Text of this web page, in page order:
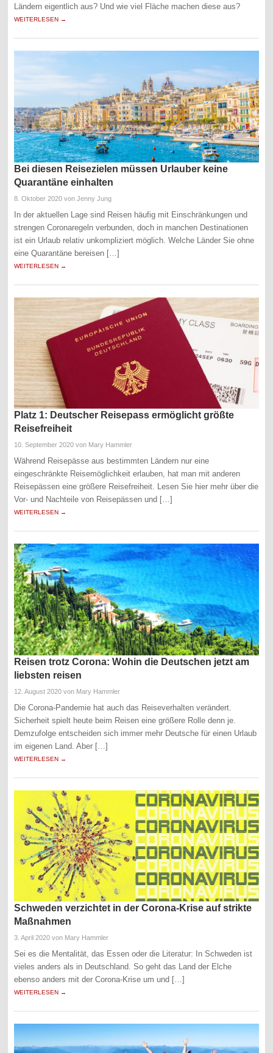
Ländern eigentlich aus? Und wie viel Fläche machen diese aus?
WEITERLESEN →
Bei diesen Reisezielen müssen Urlauber keine
Quarantäne einhalten
8. Oktober 2020 von Jenny Jung
In der aktuellen Lage sind Reisen häufig mit Einschränkungen und
strengen Coronaregeln verbunden, doch in manchen Destinationen
ist ein Urlaub relativ unkompliziert möglich. Welche Länder Sie ohne
eine Quarantäne bereisen […]
WEITERLESEN →
Platz 1: Deutscher Reisepass ermöglicht größte
Reisefreiheit
10. September 2020 von Mary Hammler
Während Reisepässe aus bestimmten Ländern nur eine
eingeschränkte Reisemöglichkeit erlauben, hat man mit anderen
Reisepässen eine größere Reisefreiheit. Lesen Sie hier mehr über die
Vor- und Nachteile von Reisepässen und […]
WEITERLESEN →
Reisen trotz Corona: Wohin die Deutschen jetzt am
liebsten reisen
12. August 2020 von Mary Hammler
Die Corona-Pandemie hat auch das Reiseverhalten verändert.
Sicherheit spielt heute beim Reisen eine größere Rolle denn je.
Demzufolge entscheiden sich immer mehr Deutsche für einen Urlaub
im eigenen Land. Aber […]
WEITERLESEN →
Schweden verzichtet in der Corona-Krise auf strikte
Maßnahmen
3. April 2020 von Mary Hammler
Sei es die Mentalität, das Essen oder die Literatur: In Schweden ist
vieles anders als in Deutschland. So geht das Land der Elche
ebenso anders mit der Corona-Krise um und […]
WEITERLESEN →